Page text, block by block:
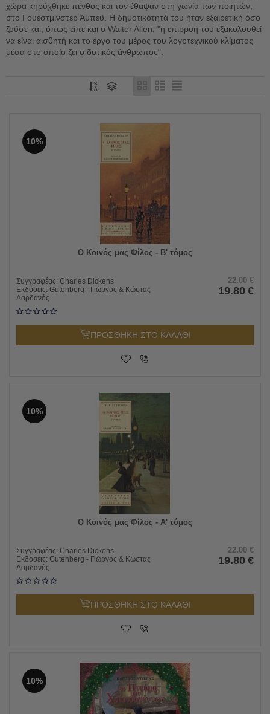
χώρα κηρύχθηκε πένθος και τον έθαψαν στη γωνία των ποιητών,
στο Γουεστμίνστερ Άμπεϋ. Η δημοτικότητά του ήταν εξαιρετική όσο
ζούσε και, όπως είπε και ο Walter Allen, "η επιρροή του εξακολουθεί
να είναι αισθητή και το έργο του μέρος του λογοτεχνικού κλίματος
μέσα στο οποίο ζει ο δυτικός άνθρωπος".
10%
Ο Κοινός μας Φίλος - Β' τόμος
Συγγραφέας: Charles Dickens
Εκδόσεις: Gutenberg - Γιώργος & Κώστας
Δαρδανός
22.00 €
19.80 €
ΠΡΟΣΘΗΚΗ ΣΤΟ ΚΑΛΑΘΙ
10%
Ο Κοινός μας Φίλος - Α' τόμος
Συγγραφέας: Charles Dickens
Εκδόσεις: Gutenberg - Γιώργος & Κώστας
Δαρδανός
22.00 €
19.80 €
ΠΡΟΣΘΗΚΗ ΣΤΟ ΚΑΛΑΘΙ
10%